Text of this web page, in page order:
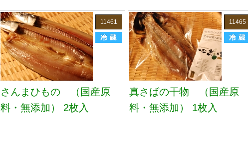
11461
さんまひもの （国産原
料・無添加） 2枚入
11465
真さばの干物 （国産原
料・無添加） 1枚入